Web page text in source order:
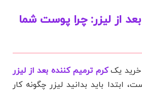
از لیزر: چرا پوست شما
خرید یککرم ترمیم کننده بعد از لیزر
ابتدا باید بدانید لیزر چگونه کار